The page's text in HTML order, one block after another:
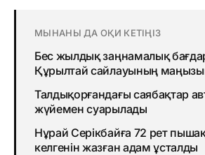
МЫНАНЫ ДА ОҚИ КЕТІҢІЗ
Бес жылдық заңнамалық
Құрылтай сайлауының
Талдықорғандағы саябақтар
жүйемен суарылады
Нұрай Серікбайға 72 рет
келгенін жазған адам ұсталды